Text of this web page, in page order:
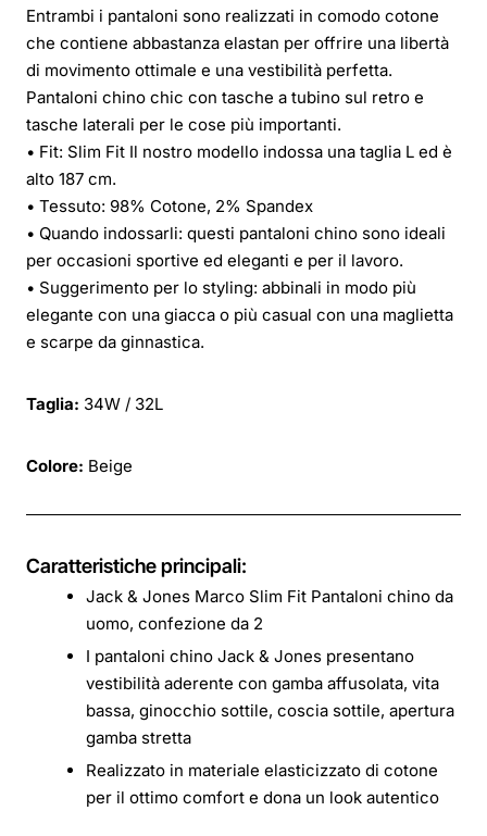
Entrambi i pantaloni sono realizzati in comodo cotone
che contiene abbastanza elastan per offrire una libertà
di movimento ottimale e una vestibilità perfetta.
Pantaloni chino chic con tasche a tubino sul retro e
tasche laterali per le cose più importanti.
• Fit: Slim Fit Il nostro modello indossa una taglia L ed è
alto 187 cm.
• Tessuto: 98% Cotone, 2% Spandex
• Quando indossarli: questi pantaloni chino sono ideali
per occasioni sportive ed eleganti e per il lavoro.
• Suggerimento per lo styling: abbinali in modo più
elegante con una giacca o più casual con una maglietta
e scarpe da ginnastica.
Taglia: 34W / 32L
Colore: Beige
Caratteristiche principali:
Jack & Jones Marco Slim Fit Pantaloni chino da
uomo, confezione da 2
I pantaloni chino Jack & Jones presentano
vestibilità aderente con gamba affusolata, vita
bassa, ginocchio sottile, coscia sottile, apertura
gamba stretta
Realizzato in materiale elasticizzato di cotone
per il ottimo comfort e dona un look autentico